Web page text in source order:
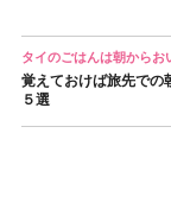
タイのごはんは朝からお
覚えておけば旅先での
５選